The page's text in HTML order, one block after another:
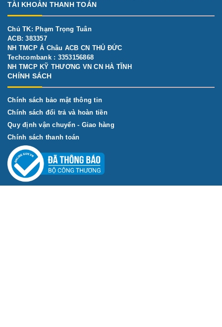
TÀI KHOẢN THANH TOÁN
Chủ TK: Phạm Trọng Tuân
ACB: 383357
NH TMCP Á Châu ACB CN THỦ ĐỨC
Techcombank : 3353156868
NH TMCP KỸ THƯƠNG VN CN HÀ TĨNH
CHÍNH SÁCH
Chính sách bảo mật thông tin
Chính sách đổi trả và hoàn tiền
Quy định vận chuyển - Giao hàng
Chính sách thanh toán